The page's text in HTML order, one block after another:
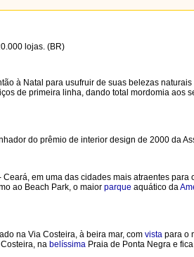
lojas. (BR)
à Natal para usufruir de suas belezas
de primeira linha, dando total mordomia
do prêmio de interior design de 2000 da
Ceará, em uma das cidades mais atraentes para
ao Beach Park, o maior parque aquático da
na Via Costeira, à beira mar, com vista para o
na belíssima Praia de Ponta Negra e